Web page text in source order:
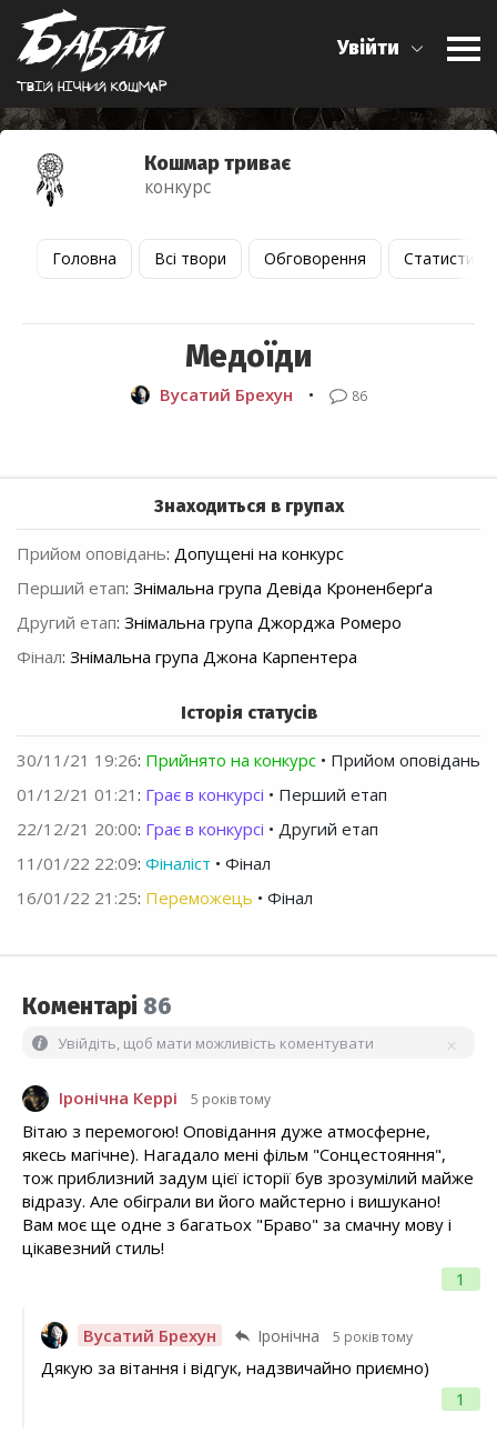
Твiй нiчний кошмар
Увійти
Кошмар триває
конкурс
Головна Всі твори Обговорення Статистика
Медоїди
Вусатий Брехун • 86
Знаходиться в групах
Прийом оповідань: Допущені на конкурс
Перший етап: Знімальна група Девіда Кроненберґа
Другий етап: Знімальна група Джорджа Ромеро
Фінал: Знімальна група Джона Карпентера
Історія статусів
30/11/21 19:26: Прийнято на конкурс • Прийом оповідань
01/12/21 01:21 : Грає в конкурсі • Перший етап
22/12/21 20:00: Грає в конкурсі • Другий етап
11/01/22 22:09: Фіналіст • Фінал
16/01/22 21:25: Переможець • Фінал
Коментарі 86
Увійдіть, щоб мати можливість коментувати
Іронічна Керрі 5 років тому
1
Вітаю з перемогою! Оповідання дуже атмосферне,
якесь магічне). Нагадало мені фільм "Сонцестояння",
тож приблизний задум цієї історії був зрозумілий майже
відразу. Але обіграли ви його майстерно і вишукано!
Вам моє ще одне з багатьох "Браво" за смачну мову і
цікавезний стиль!
Вусатий Брехун Іронічна 5 років тому
1
Дякую за вітання і відгук, надзвичайно приємно)